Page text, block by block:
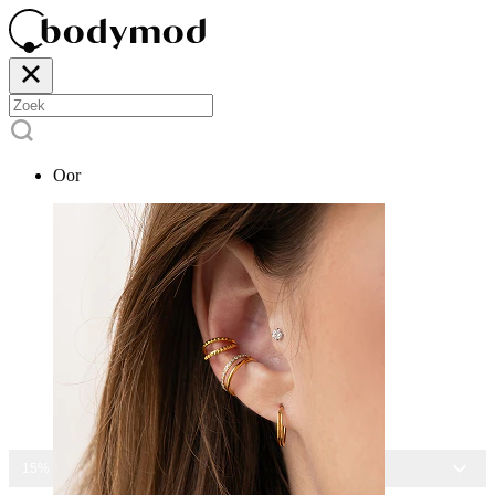
Oor
15% KORTING OP ALLE SIERADEN